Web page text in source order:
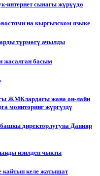
интернет сынагы жүрүүдө
на кыргызском языке
түрмөгү ачылды
жасалган басым
ЖМКлардагы жана он-лайн
мониторинг жүргүздү
директорлугуна Данияр
изилдеп чыкты
кайтып келе жатышат